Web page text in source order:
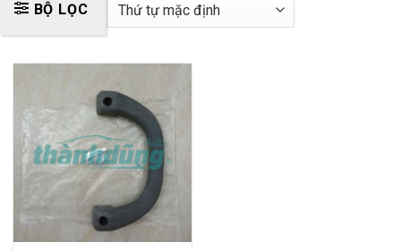
BỘ LỌC